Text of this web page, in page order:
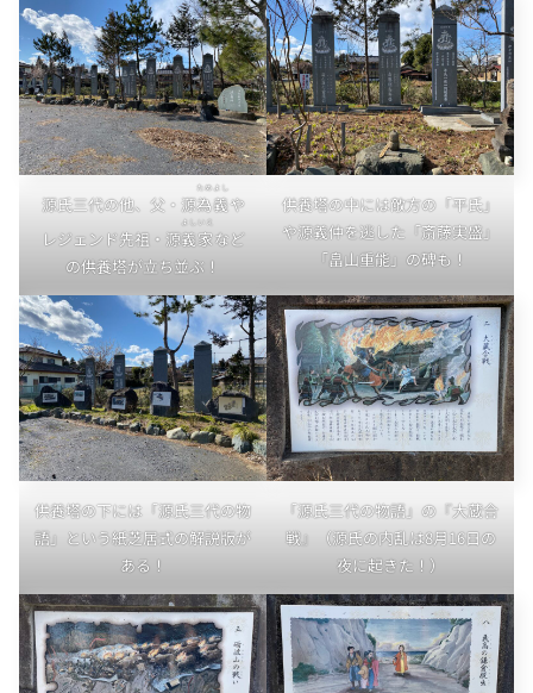
源氏三代の他、父・源為義
ためよし
や
レジェンド先祖・源義家
よしいえ
など
の供養塔が立ち並ぶ！
供養塔の中には敵方の「平氏」
や源義仲を逃した「斎藤実盛」
「畠山重能」の碑も！
供養塔の下には「源氏三代の物
語」という紙芝居式の解説版が
ある！
「源氏三代の物語」の『大蔵合
戦』（源氏の内乱は8月16日の
夜に起きた！）